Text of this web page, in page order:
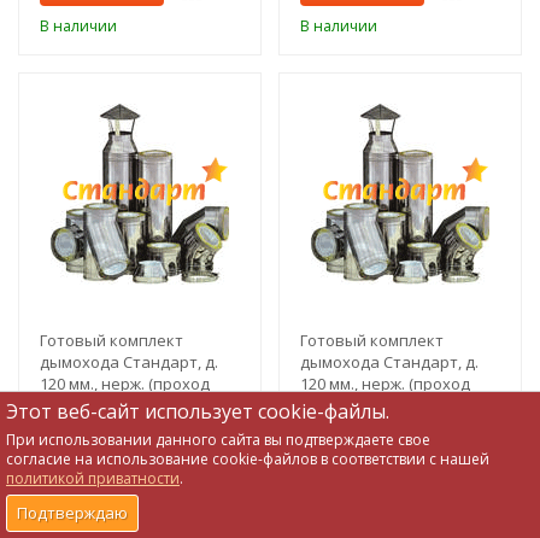
Этот веб-сайт использует cookie-файлы.
При использовании данного сайта вы подтверждаете свое
согласие на использование cookie-файлов в соответствии с нашей
политикой приватности.
Подтверждаю
В наличии В наличии
Готовый комплект
дымохода Стандарт, д.
120 мм., нерж. (проход
через крышу, задний
26 838₽
0
В корзину
В наличии
Готовый комплект
дымохода Стандарт, д.
120 мм., нерж. (проход
через стену, верхний
выход)
30 613₽
0